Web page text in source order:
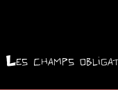
Les champs